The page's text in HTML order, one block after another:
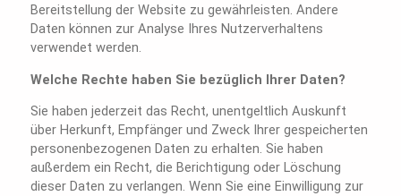
Bereitstellung der Website zu gewährleisten. Andere
Daten können zur Analyse Ihres Nutzerverhaltens
verwendet werden.
Welche Rechte haben Sie bezüglich Ihrer Daten?
Sie haben jederzeit das Recht, unentgeltlich Auskunft
über Herkunft, Empfänger und Zweck Ihrer gespeicherten
personenbezogenen Daten zu erhalten. Sie haben
außerdem ein Recht, die Berichtigung oder Löschung
dieser Daten zu verlangen. Wenn Sie eine Einwilligung zur